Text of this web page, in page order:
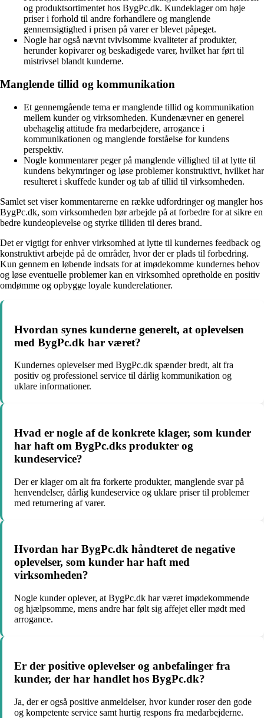
og produktsortimentet hos BygPc.dk. Kundeklager om høje
priser i forhold til andre forhandlere og manglende
gennemsigtighed i prisen på varer er blevet påpeget.
Nogle har også nævnt tvivlsomme kvaliteter af produkter,
herunder kopivarer og beskadigede varer, hvilket har ført til
mistrivsel blandt kunderne.
Manglende tillid og kommunikation
Et gennemgående tema er manglende tillid og kommunikation
mellem kunder og virksomheden. Kundenævner en generel
ubehagelig attitude fra medarbejdere, arrogance i
kommunikationen og manglende forståelse for kundens
perspektiv.
Nogle kommentarer peger på manglende villighed til at lytte til
kundens bekymringer og løse problemer konstruktivt, hvilket har
resulteret i skuffede kunder og tab af tillid til virksomheden.
Samlet set viser kommentarerne en række udfordringer og mangler hos
BygPc.dk, som virksomheden bør arbejde på at forbedre for at sikre en
bedre kundeoplevelse og styrke tilliden til deres brand.
Det er vigtigt for enhver virksomhed at lytte til kundernes feedback og
konstruktivt arbejde på de områder, hvor der er plads til forbedring.
Kun gennem en løbende indsats for at imødekomme kundernes behov
og løse eventuelle problemer kan en virksomhed opretholde en positiv
omdømme og opbygge loyale kunderelationer.
Hvordan synes kunderne generelt, at oplevelsen
med BygPc.dk har været?
Kundernes oplevelser med BygPc.dk spænder bredt, alt fra
positiv og professionel service til dårlig kommunikation og
uklare informationer.
Hvad er nogle af de konkrete klager, som kunder
har haft om BygPc.dks produkter og
kundeservice?
Der er klager om alt fra forkerte produkter, manglende svar på
henvendelser, dårlig kundeservice og uklare priser til problemer
med returnering af varer.
Hvordan har BygPc.dk håndteret de negative
oplevelser, som kunder har haft med
virksomheden?
Nogle kunder oplever, at BygPc.dk har været imødekommende
og hjælpsomme, mens andre har følt sig affejet eller mødt med
arrogance.
Er der positive oplevelser og anbefalinger fra
kunder, der har handlet hos BygPc.dk?
Ja, der er også positive anmeldelser, hvor kunder roser den gode
og kompetente service samt hurtig respons fra medarbejderne.